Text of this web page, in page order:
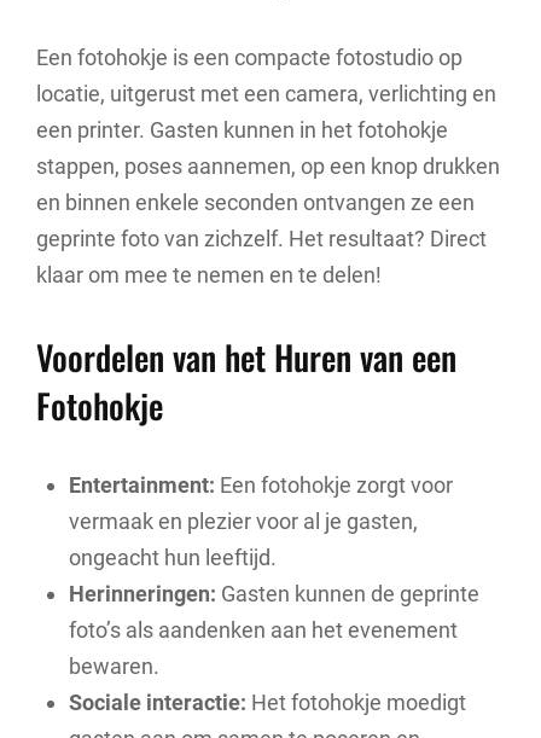
Een fotohokje is een compacte fotostudio op
locatie, uitgerust met een camera, verlichting en
een printer. Gasten kunnen in het fotohokje
stappen, poses aannemen, op een knop drukken
en binnen enkele seconden ontvangen ze een
geprinte foto van zichzelf. Het resultaat? Direct
klaar om mee te nemen en te delen!
Voordelen van het Huren van een
Fotohokje
Entertainment: Een fotohokje zorgt voor
vermaak en plezier voor al je gasten,
ongeacht hun leeftijd.
Herinneringen: Gasten kunnen de geprinte
foto’s als aandenken aan het evenement
bewaren.
Sociale interactie: Het fotohokje moedigt